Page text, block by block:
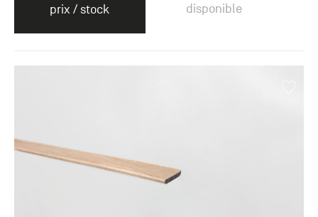
prix / stock
disponible